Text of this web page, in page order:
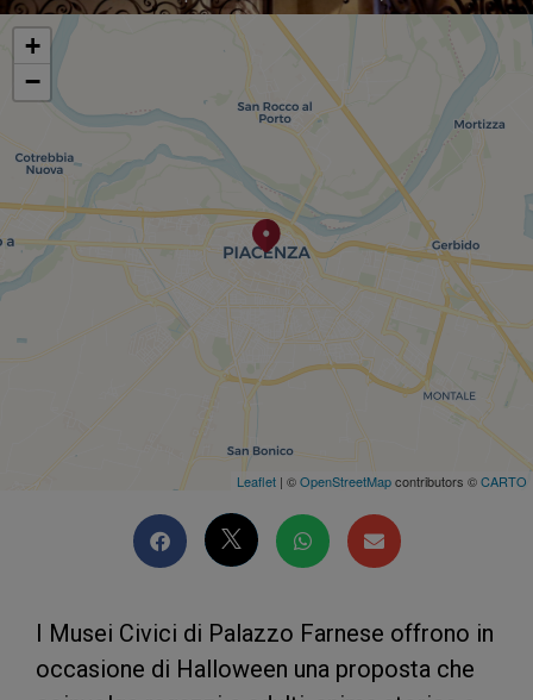
+
−
Leaflet | ©OpenStreetMapcontributors ©CARTO
I Musei Civici di Palazzo Farnese offrono in
occasione di Halloween una proposta che